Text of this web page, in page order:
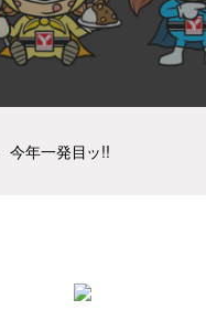
今年一発目ッ!!